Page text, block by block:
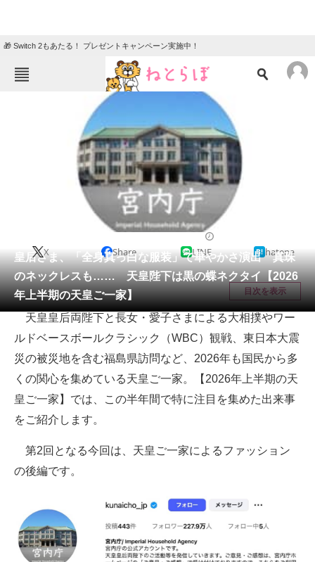
🎁 Switch 2もあたる！ プレゼントキャンペーン実施中！
クイズ
地域
教育・育児
リサーチ
会員記事
メディア
注目記事を集めた総合ページ
ITの今と未来を見通す
スマホと通信の最新トレンド
進化するPCとデバイスの未来
ビジネスと働き方のヒント
企業ITのトレンドを詳説
経営リーダーのコミュニティ
皇后さま、「全身真っ白な服装」で華やかさ演出 真珠
のネックレスも…… 天皇陛下は黒の蝶ネクタイ【2026
年上半期の天皇ご一家】
X Share LINE hatena
目次を表示
天皇皇后両陛下と長女・愛子さまによる大相撲やワー
ルドベースボールクラシック（WBC）観戦、東日本大震
災の被災地を含む福島県訪問など、2026年も国民から多
くの関心を集めている天皇ご一家。【2026年上半期の天
皇ご一家】では、この半年間で特に注目を集めた出来事
をご紹介します。
第2回となる今回は、天皇ご一家によるファッション
の後編です。